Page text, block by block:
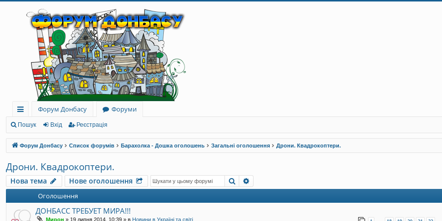
ви
дк
и
й
до
ст
уп
Форум Донбасу
Форуми
Пошук Вхід Реєстрація
Форум Донбасу Список форумів Барахолка - Дошка оголошень Загальні оголошення Дрони. Квадрокоптери.
Дрони. Квадрокоптери.
Нова тема Нове оголошення Пошук
Оголошення
ДОНБАСС ТРЕБУЕТ МИРА!!!
Мирон » 19 липня 2014, 10:39 » в Новини в Україні та світі